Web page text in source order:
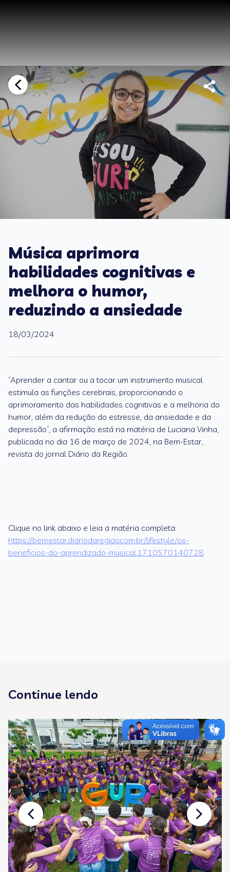
Música aprimora
habilidades cognitivas e
melhora o humor,
reduzindo a ansiedade
18/03/2024
“Aprender a cantar ou a tocar um instrumento musical
estimula as funções cerebrais, proporcionando o
aprimoramento das habilidades cognitivas e a melhoria do
humor, além da redução do estresse, da ansiedade e da
depressão”, a afirmação está na matéria de Luciana Vinha,
publicada no dia 16 de março de 2024, na Bem-Estar,
revista do jornal Diário da Região.
Clique no link abaixo e leia a matéria completa:
https://bemestar.diariodaregiao.com.br/lifestyle/os-
beneficios-do-aprendizado-musical.1710570140728
Continue lendo